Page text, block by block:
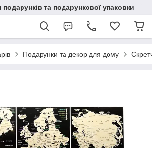
подарунків та подарункової упаковки
Подарунки та декор для дому